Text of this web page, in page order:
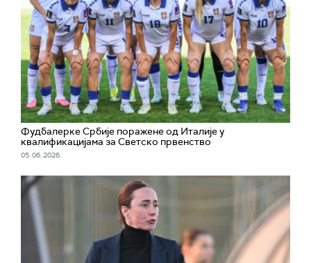
Фудбалерке Србије поражене од Италије у
квалификацијама за Светско првенство
05. 06. 2026.